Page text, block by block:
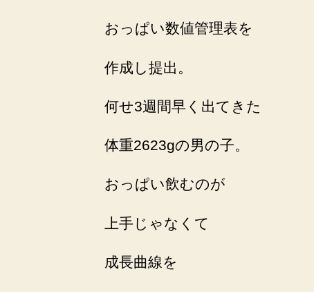
おっぱい数値管理表を
作成し提出。
何せ3週間早く出てきた
体重2623gの男の子。
おっぱい飲むのが
上手じゃなくて
成長曲線を